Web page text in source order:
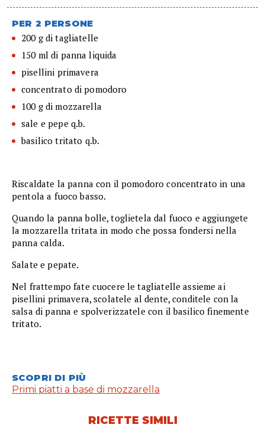
PER 2 PERSONE
200 g di tagliatelle
150 ml di panna liquida
pisellini primavera
concentrato di pomodoro
100 g di mozzarella
sale e pepe q.b.
basilico tritato q.b.
Riscaldate la panna con il pomodoro concentrato in una
pentola a fuoco basso.
Quando la panna bolle, toglietela dal fuoco e aggiungete
la mozzarella tritata in modo che possa fondersi nella
panna calda.
Salate e pepate.
Nel frattempo fate cuocere le tagliatelle assieme ai
pisellini primavera, scolatele al dente, conditele con la
salsa di panna e spolverizzatele con il basilico finemente
tritato.
SCOPRI DI PIÙ
Primi piatti a base di mozzarella
RICETTE SIMILI